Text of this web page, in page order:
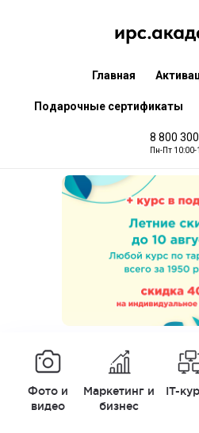
Главная
Подарочные сертификаты
8 800
Пн-Пт
Фото и
видео
Маркетинг и
бизнес
IT-